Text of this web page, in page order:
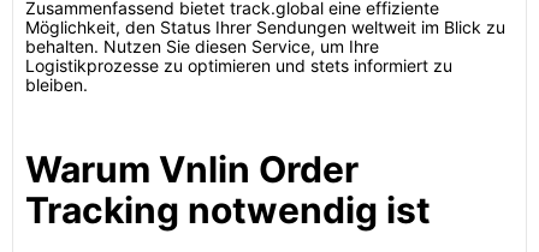
Zusammenfassend bietet track.global eine effiziente
Möglichkeit, den Status Ihrer Sendungen weltweit im Blick zu
behalten. Nutzen Sie diesen Service, um Ihre
Logistikprozesse zu optimieren und stets informiert zu
bleiben.
Warum Vnlin Order
Tracking notwendig ist